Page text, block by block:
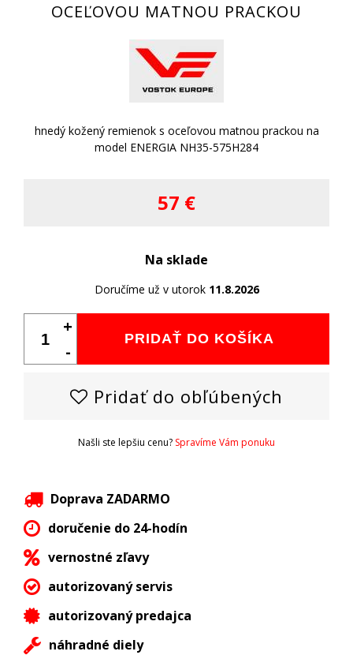
OCEĽOVOU MATNOU PRACKOU
hnedý kožený remienok s oceľovou matnou prackou na
model ENERGIA NH35-575H284
57 €
Na sklade
Doručíme už v utorok 11.8.2026
PRIDAŤ DO KOŠÍKA
+
-
Pridať do obľúbených
Našli ste lepšiu cenu? Spravíme Vám ponuku
Doprava ZADARMO
doručenie do 24-hodín
vernostné zľavy
autorizovaný servis
autorizovaný predajca
náhradné diely